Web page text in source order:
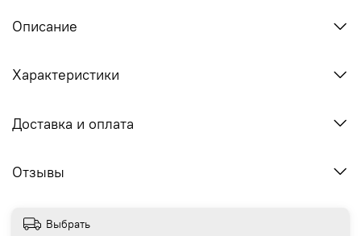
Описание
Характеристики
Доставка и оплата
Отзывы
Выбрать